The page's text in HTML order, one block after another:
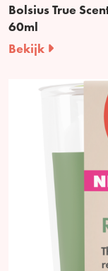
Bolsius True
60ml
Bekijk